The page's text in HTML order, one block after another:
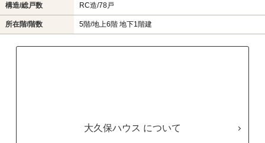
構造/総戸数 RC造/78戸
所在階/階数 5階/地上6階 地下1階建
大久保ハウス